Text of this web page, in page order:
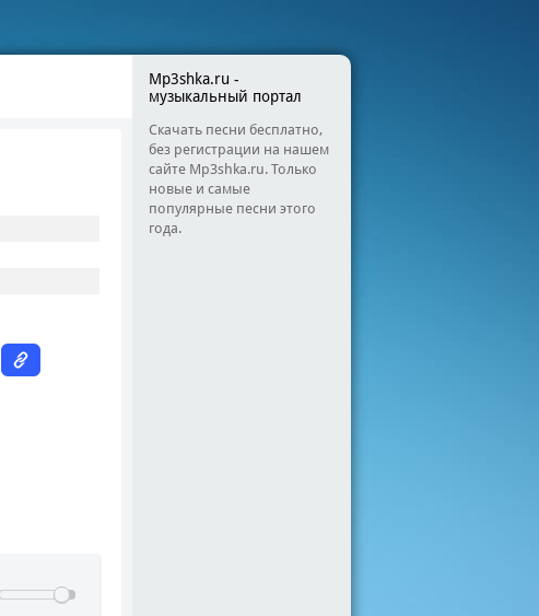
Mp3shka.ru -
музыкальный портал
Скачать песни бесплатно,
без регистрации на нашем
сайте Mp3shka.ru. Только
новые и самые
популярные песни этого
года.